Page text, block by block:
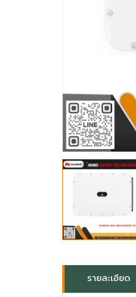
รายละเอียด